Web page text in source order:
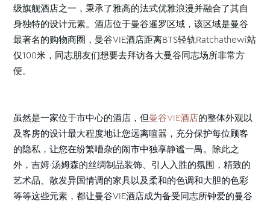
级旗舰酒店之一，秉承了雅高的法式优雅浪漫并融合了其自
身独特的设计元素。酒店位于曼谷暹罗区域，该区域是曼谷
最著名的购物商圈，曼谷VIE酒店距离BTS轻轨Ratchathewi站
仅100米，同志朋友们想要去拜访各大曼谷同志场所非常方
便。
虽然是一家位于市中心的酒店，但曼谷VIE酒店的整体外观以
及客房的设计最大程度地让您远离喧嚣，充分保护每位顾客
的隐私，让您在纷繁嘈杂的闹市中独享静谧一禺。除此之
外，吉姆·汤姆森的丝绸制品装饰、引人入胜的氛围，精致的
艺术品、散发异国情调的家具以及柔和的色调和大胆的色彩
等等这些元素，都让曼谷VIE酒店成为备受同志所钟爱的曼谷